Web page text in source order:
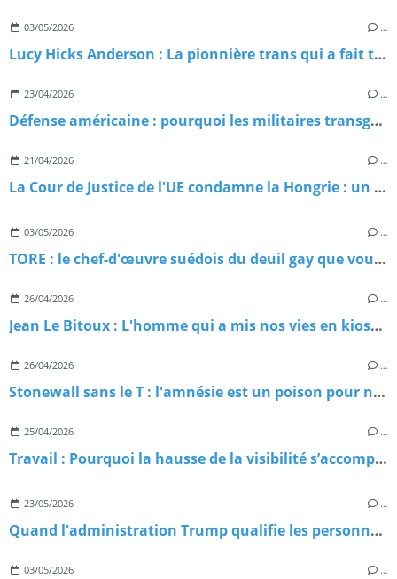
03/05/2026 …
Lucy Hicks Anderson : La pionnière trans qui a fait trembler la justice américaine
23/04/2026 …
Défense américaine : pourquoi les militaires transgenres misent tout sur l’action collective ?
21/04/2026 …
La Cour de Justice de l'UE condamne la Hongrie : un revers historique pour la politique LGBT-phobe de Viktor Orbán
03/05/2026 …
TORE : le chef-d'œuvre suédois du deuil gay que vous n'avez probablement pas encore regardé
26/04/2026 …
Jean Le Bitoux : L'homme qui a mis nos vies en kiosque
26/04/2026 …
Stonewall sans le T : l'amnésie est un poison pour nos luttes
25/04/2026 …
Travail : Pourquoi la hausse de la visibilité s’accompagne d’un pic de violences ?
23/05/2026 …
Quand l'administration Trump qualifie les personnes trans de menaces terroristes : Chronique d'une escalade sans précédent
03/05/2026 …